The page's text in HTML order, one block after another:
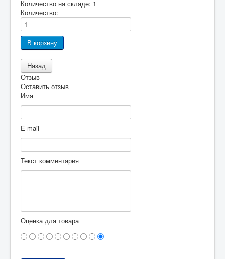
Количество на складе: 1
Количество:
Отзыв
Оставить отзыв
Имя
E-mail
Текст комментария
Оценка для товара